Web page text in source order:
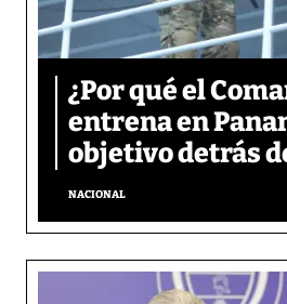
¿Por qué el
entrena en
objetivo detrás
NACIONAL